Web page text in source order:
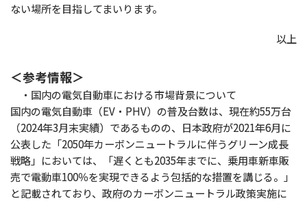
ない場所を目指してまいります。
以上
＜参考情報＞
・国内の電気自動車における市場背景について
国内の電気自動車（EV・PHV）の普及台数は、現在約55万台
（2024年3月末実績）であるものの、日本政府が2021年6月に
公表した「2050年カーボンニュートラルに伴うグリーン成⾧
戦略」においては、「遅くとも2035年までに、乗用車新車販
売で電動車100％を実現できるよう包括的な措置を講じる。」
と記載されており、政府のカーボンニュートラル政策実施に